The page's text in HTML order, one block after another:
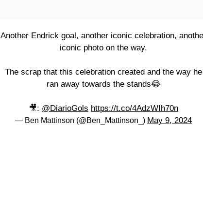
Another Endrick goal, another iconic celebration,
iconic photo on the way.
The scrap that this celebration created and the way he
ran away towards the stands😂
🎥: @DiarioGols https://t.co/4AdzWIh70n
— Ben Mattinson (@Ben_Mattinson_) May 9, 2024